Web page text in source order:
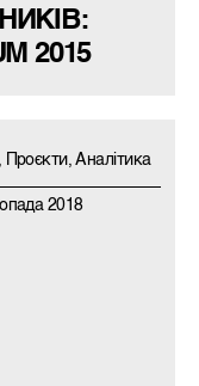
2015
Проєкти, Аналітика
2018